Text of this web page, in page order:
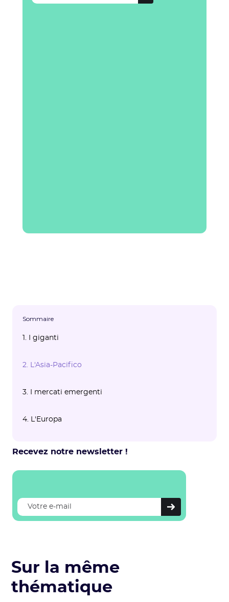
Sommaire
1. I giganti
2. L'Asia-Pacifico
3. I mercati emergenti
4. L'Europa
Recevez notre newsletter !
Sur la même
thématique